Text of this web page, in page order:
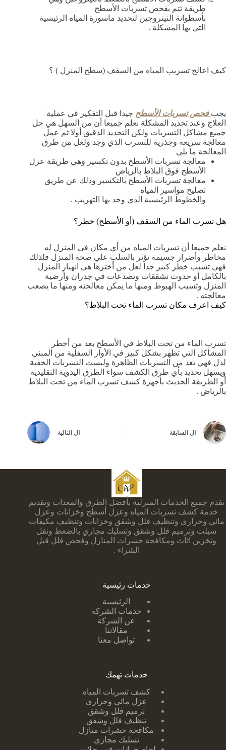
طريقة تتم بفحص تسربات الأسطح
بأسطوانة النيتروجين لتحديد ماسورة المياه الرئيسية
التي بها المشكلة .
كيف اعالج تسريب المياه من السقف (سطح المنزل ) ؟
يجب فحص تسربات الأسطح جيدا قبل التفكير في عملية
العلاج وعند تحديد المشكلة نعلم جميعا أن من السهل هي حل
جميع مشاكل التسربات ولكن التحديد الدقيق أولا ثم عمل
معالجة سريعة وجذرية للتسرب الذي وجد ولعل من طرق
المعالجة ما يلي
معالجة تسربات الأسطح بدون تكسير وهي طريقة عزل
الأسطح فوق البلاط بالرياض
معالجة تسربات الأسطح بالتكسير وذلك عن طريق
تصليح مواسير المياه
والخطوط الرئيسية الذي وجد بها التهريب .
هل تسرب الماء من السقف (أو الأسطح) خطر؟
نعلم جميعا أن تسربات المياه من أي مكان في المنزل له
مخاطر وأضرار جسيمة تؤثر بالسلب علي صحة المنزل فلذلك
فهي تسبب خطر كبير جدا لعل من أخترها هي انهيار المنزل
بالكامل أو حدوث تشققات وتصدعات في جدران وأرضية
المنزل وتسبب الهبوط ومنها ما يمكن معالجته ومنها ما يصعب
معالجته .
كيف اعرف مكان تسرب الماء تحت البلاط؟
تسرب الماء من تحت البلاط في الأسطح بعد من أخطر
المشاكل التي تظهر بشكل كبير في الأوار السفلية من المبني
لذل فهي تعد من التسربات الظاهرة وليست التسربات الخفية
ويسهل تحديد بأي طرق الكشف سواء الطرق اليدوية التقليدية
أو الطريقة الحديث بأجهزة كشف تسرب الماء من تحت البلاط
بالرياض .
ال السابقة ال التالية
تقدم جميع الخدمات المنزلية بأفضل الطرق والمعدات وتقديم
خدمة كشف تسربات المياه وعزل أسطح وخزانات وعزل
مائي وحراري وتنظيف فلل وشقق وخزانات وتنظيف مكيفات
سبلت وترميم فلل وشقق وتسليك مجاري بالضغط ونقل
وتخزين اثاث ومكافحة حشرات المنازل وفحص فلل قبل
الشراء .
خدمات رئيسية
الرئيسية
خدمات الشركة
عن الشركة
مقالاتنا
تواصل معنا
خدمات تهمك
كشف تسربات ا لمياه
عزل مائي وحراري
ترميم فلل وشقق
تنظيف فلل وشقق
مكافحة حشرات منازل
تسليك مجاري